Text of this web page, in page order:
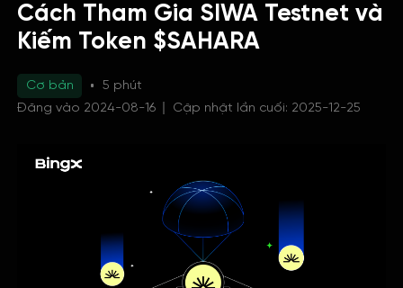
Cách Tham Gia SIWA Testnet và
Kiếm Token $SAHARA
Cơ bản
5 phút
Đăng vào 2024-08-16
Cập nhật lần cuối: 2025-12-25